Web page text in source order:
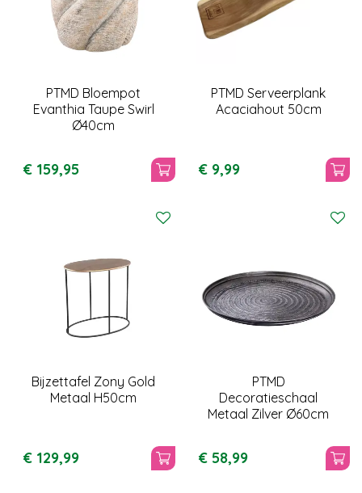
PTMD Bloempot
Evanthia Taupe Swirl
Ø40cm
€ 159,95
PTMD Serveerplank
Acaciahout 50cm
€ 9,99
Bijzettafel Zony Gold
Metaal H50cm
€ 129,99
PTMD
Decoratieschaal
Metaal Zilver Ø60cm
€ 58,99